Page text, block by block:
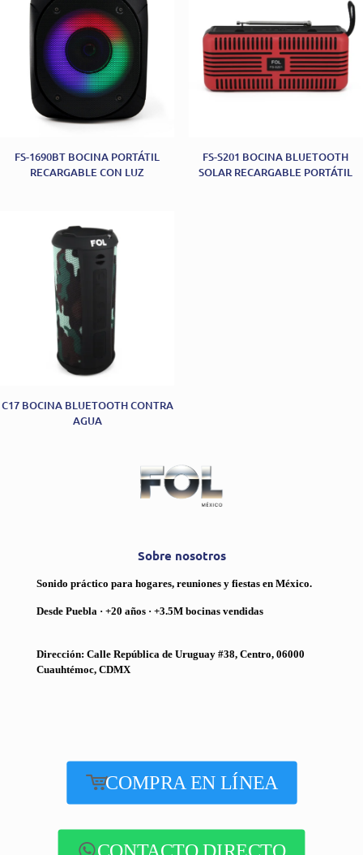
FS-1690BT BOCINA PORTÁTIL
RECARGABLE CON LUZ
FS-S201 BOCINA BLUETOOTH
SOLAR RECARGABLE PORTÁTIL
C17 BOCINA BLUETOOTH CONTRA
AGUA
Sobre nosotros
Sonido práctico para hogares, reuniones y fiestas en México.
Desde Puebla · +20 años · +3.5M bocinas vendidas
Dirección: Calle República de Uruguay #38, Centro, 06000
Cuauhtémoc, CDMX
COMPRA EN LÍNEA